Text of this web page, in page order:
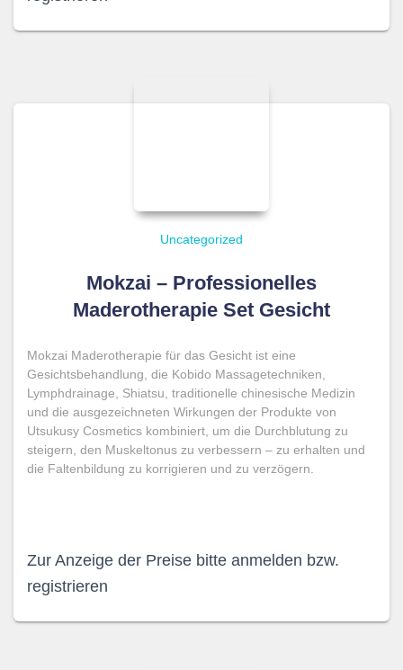
Uncategorized
Mokzai – Professionelles
Maderotherapie Set Gesicht
Mokzai Maderotherapie für das Gesicht ist eine
Gesichtsbehandlung, die Kobido Massagetechniken,
Lymphdrainage, Shiatsu, traditionelle chinesische Medizin
und die ausgezeichneten Wirkungen der Produkte von
Utsukusy Cosmetics kombiniert, um die Durchblutung zu
steigern, den Muskeltonus zu verbessern – zu erhalten und
die Faltenbildung zu korrigieren und zu verzögern.
Zur Anzeige der Preise bitte anmelden bzw.
registrieren